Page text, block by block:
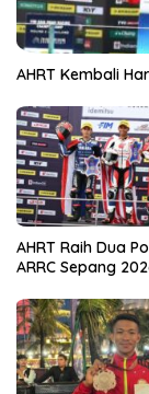
AHRT Kembali
AHRT Raih Dua
ARRC Sepang